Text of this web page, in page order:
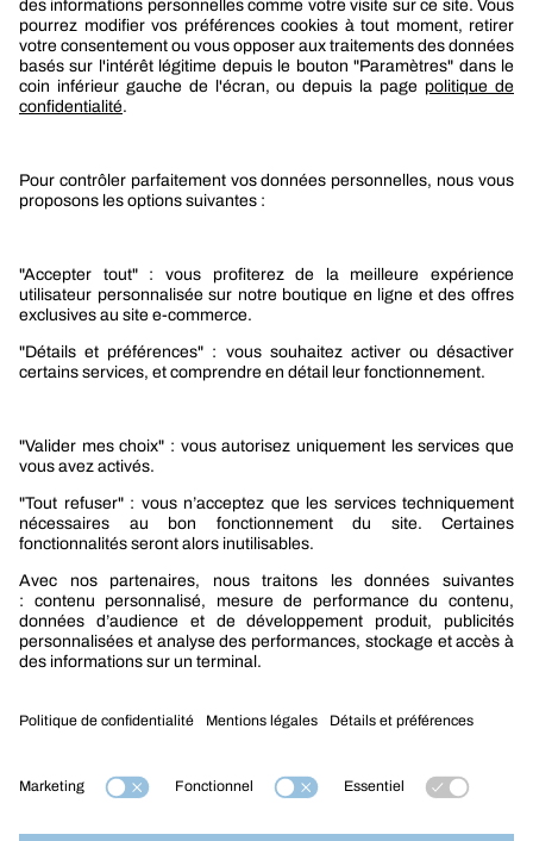
Berner
Boutique Berner
Boutique Berner Industry Services
Le groupe Berner
Nos produits
Sélection produits automobile
Sélection produits bâtiment
Promotions
Nouveautés mobilité
Nouveautés construction
CARRIÈRES
NOTRE OFFRE
Entre vous et nous
Nous contacter
Mention légales